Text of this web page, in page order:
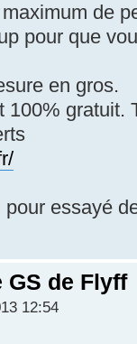
de
pour que
en gros.
100% gratuit.
essayé
GS de Flyff
12:54